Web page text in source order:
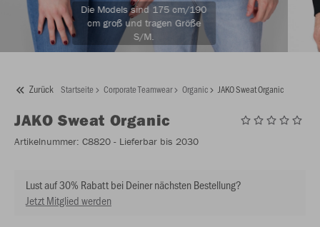
Die Models sind 175 cm/190
cm groß und tragen Größe
S/M.
Zurück Startseite Corporate Teamwear Organic JAKO Sweat Organic
JAKO Sweat Organic
Artikelnummer: C8820 - Lieferbar bis 2030
Lust auf 30% Rabatt bei Deiner nächsten Bestellung?
Jetzt Mitglied werden